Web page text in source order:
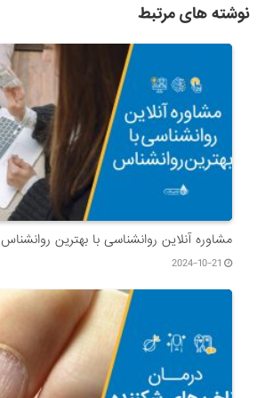
نوشته های مرتبط
مشاوره آنلاین روانشناسی با بهترین روانشناس
2024-10-21